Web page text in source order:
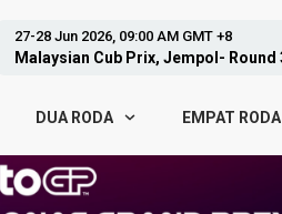
28 Jun 2026, 09:00 AM GMT +8
Cub Prix, Jempol- Round 3
DUA RODA EMPAT RODA